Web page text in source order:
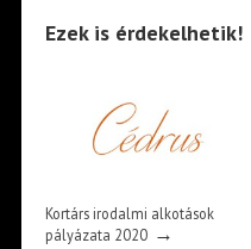
Ezek is érdekelhetik!
Kortárs irodalmi alkotások
pályázata 2020→